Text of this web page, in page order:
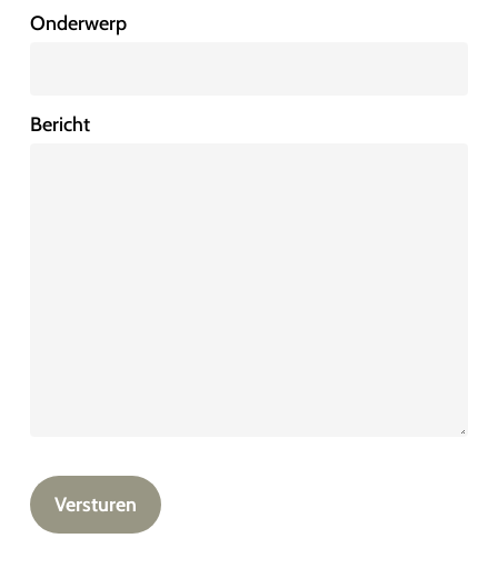
Onderwerp
Bericht
Versturen